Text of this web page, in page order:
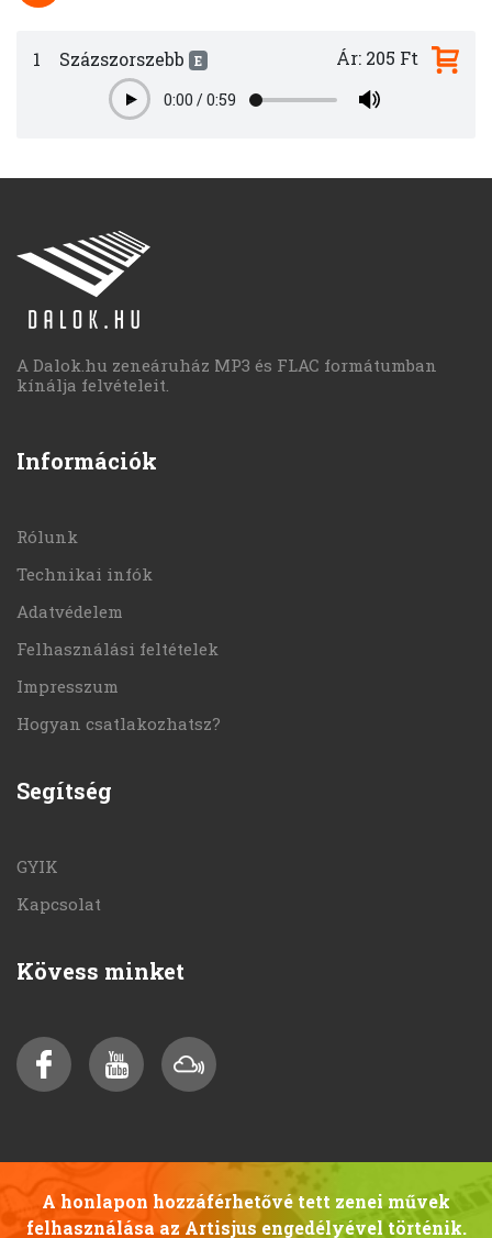
1 Százszorszebb E
Play0:00 /0:59
Ár: 205 Ft
A Dalok.hu zeneáruház MP3 és FLAC formátumban
kínálja felvételeit.
Információk
Rólunk
Technikai infók
Adatvédelem
Felhasználási feltételek
Impresszum
Hogyan csatlakozhatsz?
Segítség
GYIK
Kapcsolat
Kövess minket
A honlapon hozzáférhetővé tett zenei művek
felhasználása az Artisjus engedélyével történik.